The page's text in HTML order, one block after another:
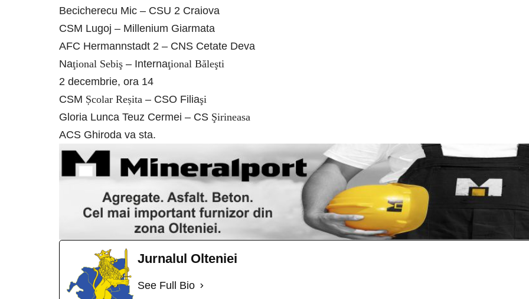
Becicherecu Mic – CSU 2 Craiova
CSM Lugoj – Millenium Giarmata
AFC Hermannstadt 2 – CNS Cetate Deva
Naţional Sebiş – Internaţional Băleşti
2 decembrie, ora 14
CSM Școlar Reșita – CSO Filiaşi
Gloria Lunca Teuz Cermei – CS Şirineasa
ACS Ghiroda va sta.
Jurnalul Olteniei
See Full Bio